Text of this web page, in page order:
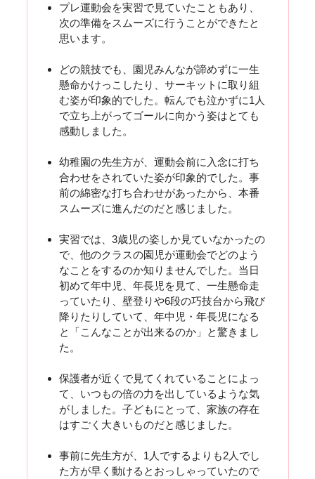
プレ運動会を実習で見ていたこともあり、
次の準備をスムーズに行うことができたと
思います。
どの競技でも、園児みんなが諦めずに一生
懸命かけっこしたり、サーキットに取り組
む姿が印象的でした。転んでも泣かずに1人
で立ち上がってゴールに向かう姿はとても
感動しました。
幼稚園の先生方が、運動会前に入念に打ち
合わせをされていた姿が印象的でした。事
前の綿密な打ち合わせがあったから、本番
スムーズに進んだのだと感じました。
実習では、3歳児の姿しか見ていなかったの
で、他のクラスの園児が運動会でどのよう
なことをするのか知りませんでした。当日
初めて年中児、年長児を見て、一生懸命走
っていたり、壁登りや6段の巧技台から飛び
降りたりしていて、年中児・年長児になる
と「こんなことが出来るのか」と驚きまし
た。
保護者が近くで見てくれていることによっ
て、いつもの倍の力を出しているような気
がしました。子どもにとって、家族の存在
はすごく大きいものだと感じました。
事前に先生方が、1人でするよりも2人でし
た方が早く動けるとおっしゃっていたので